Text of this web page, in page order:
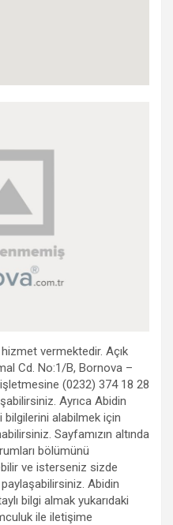
vermektedir. Açık
Cd. No:1/B, Bornova –
(0232) 374 18 28
Ayrıca Abidin
alabilmek için
Sayfamızın altında
bölümünü
ve isterseniz sizde
Abidin
bilgi almak yukarıdaki
ile iletişime